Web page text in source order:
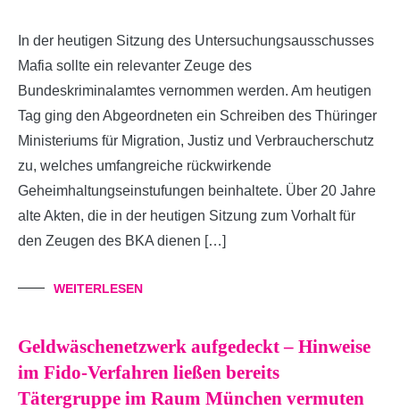
In der heutigen Sitzung des Untersuchungsausschusses
Mafia sollte ein relevanter Zeuge des
Bundeskriminalamtes vernommen werden. Am heutigen
Tag ging den Abgeordneten ein Schreiben des Thüringer
Ministeriums für Migration, Justiz und Verbraucherschutz
zu, welches umfangreiche rückwirkende
Geheimhaltungseinstufungen beinhaltete. Über 20 Jahre
alte Akten, die in der heutigen Sitzung zum Vorhalt für
den Zeugen des BKA dienen […]
WEITERLESEN
Geldwäschenetzwerk aufgedeckt – Hinweise
im Fido-Verfahren ließen bereits
Tätergruppe im Raum München vermuten